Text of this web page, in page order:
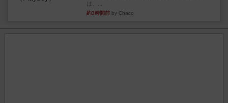
は、...
約3時間前 by Chaco